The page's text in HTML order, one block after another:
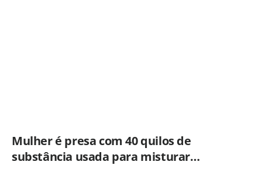
Mulher é presa com 40 quilos de
substância usada para misturar